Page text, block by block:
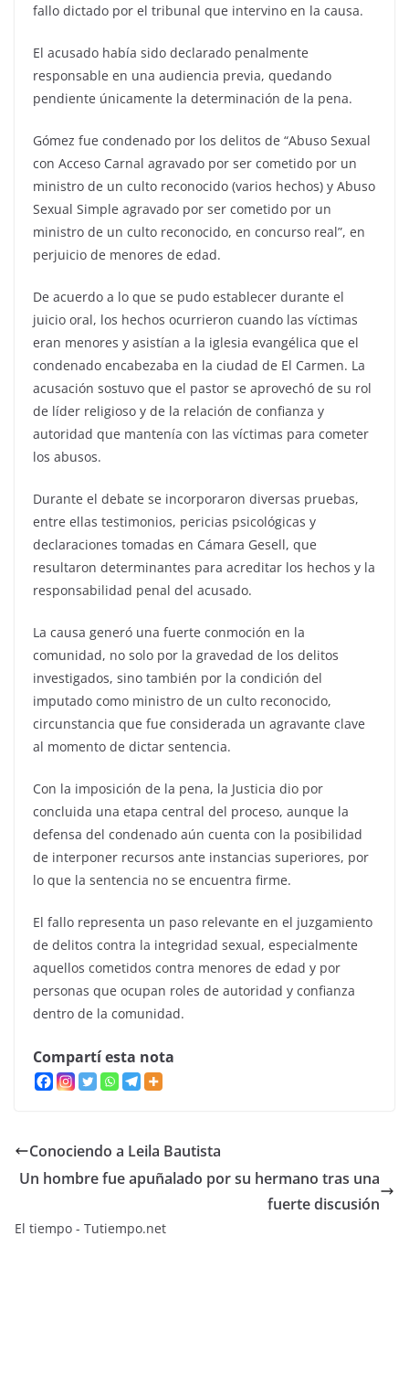
fallo dictado por el tribunal que intervino en la causa.
El acusado había sido declarado penalmente
responsable en una audiencia previa, quedando
pendiente únicamente la determinación de la pena.
Gómez fue condenado por los delitos de “Abuso Sexual
con Acceso Carnal agravado por ser cometido por un
ministro de un culto reconocido (varios hechos) y Abuso
Sexual Simple agravado por ser cometido por un
ministro de un culto reconocido, en concurso real”, en
perjuicio de menores de edad.
De acuerdo a lo que se pudo establecer durante el
juicio oral, los hechos ocurrieron cuando las víctimas
eran menores y asistían a la iglesia evangélica que el
condenado encabezaba en la ciudad de El Carmen. La
acusación sostuvo que el pastor se aprovechó de su rol
de líder religioso y de la relación de confianza y
autoridad que mantenía con las víctimas para cometer
los abusos.
Durante el debate se incorporaron diversas pruebas,
entre ellas testimonios, pericias psicológicas y
declaraciones tomadas en Cámara Gesell, que
resultaron determinantes para acreditar los hechos y la
responsabilidad penal del acusado.
La causa generó una fuerte conmoción en la
comunidad, no solo por la gravedad de los delitos
investigados, sino también por la condición del
imputado como ministro de un culto reconocido,
circunstancia que fue considerada un agravante clave
al momento de dictar sentencia.
Con la imposición de la pena, la Justicia dio por
concluida una etapa central del proceso, aunque la
defensa del condenado aún cuenta con la posibilidad
de interponer recursos ante instancias superiores, por
lo que la sentencia no se encuentra firme.
El fallo representa un paso relevante en el juzgamiento
de delitos contra la integridad sexual, especialmente
aquellos cometidos contra menores de edad y por
personas que ocupan roles de autoridad y confianza
dentro de la comunidad.
Compartí esta nota
Conociendo a Leila Bautista
Un hombre fue apuñalado por su hermano tras una
fuerte discusión
El tiempo - Tutiempo.net